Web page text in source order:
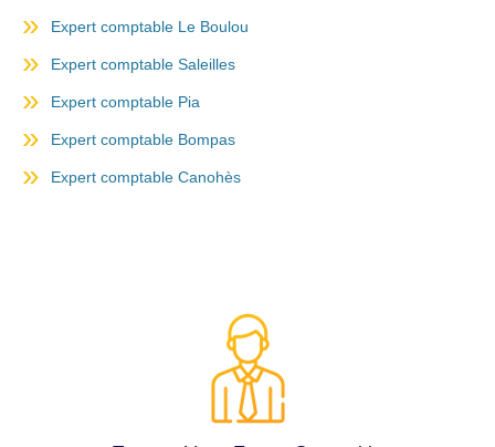
Expert comptable Le Boulou
Expert comptable Saleilles
Expert comptable Pia
Expert comptable Bompas
Expert comptable Canohès